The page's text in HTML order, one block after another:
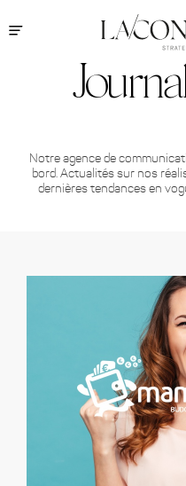
Notre agence de
bord. Actualités sur nos
dernières tendances en